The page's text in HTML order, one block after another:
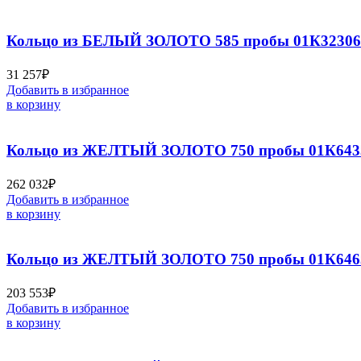
Кольцо из БЕЛЫЙ ЗОЛОТО 585 пробы
31 257₽
Добавить в избранное
в корзину
Кольцо из ЖЕЛТЫЙ ЗОЛОТО 750 пробы
262 032₽
Добавить в избранное
в корзину
Кольцо из ЖЕЛТЫЙ ЗОЛОТО 750 пробы
203 553₽
Добавить в избранное
в корзину